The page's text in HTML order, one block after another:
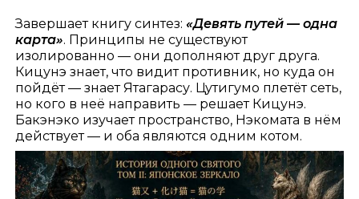
Завершает книгу синтез:«Девять путей — одна
карта». Принципы не существуют
изолированно — они дополняют друг друга.
Кицунэ знает, что видит противник, но куда он
пойдёт — знает Ятагарасу. Цутигумо плетёт сеть,
но кого в неё направить — решает Кицунэ.
Бакэнэко изучает пространство, Нэкомата в нём
действует — и оба являются одним котом.